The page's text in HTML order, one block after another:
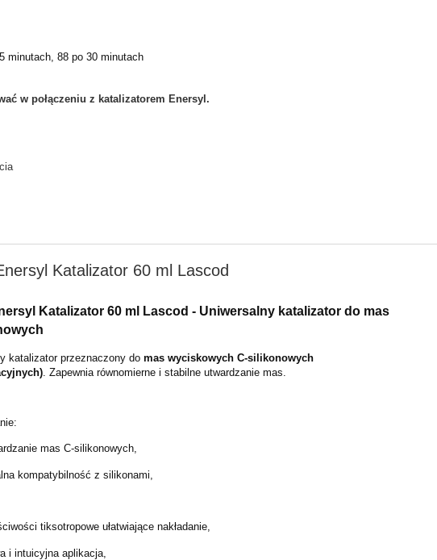
minutach, 88 po 30 minutach
w połączeniu z katalizatorem Enersyl.
Katalizator 60 ml Lascod
Katalizator 60 ml Lascod - Uniwersalny katalizator do mas
katalizator przeznaczony domas wyciskowych C-silikonowych
. Zapewnia równomierne i stabilne utwardzanie mas.
mas C-silikonowych,
kompatybilność z silikonami,
tiksotropowe ułatwiające nakładanie,
i intuicyjna aplikacja,